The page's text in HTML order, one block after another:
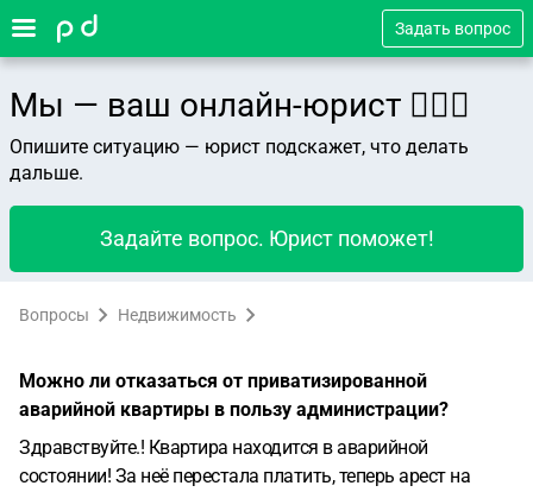
Задать вопрос
Мы — ваш онлайн-юрист 👨🏻‍⚖️
Опишите ситуацию — юрист подскажет, что делать
дальше.
Задайте вопрос. Юрист поможет!
Вопросы Недвижимость
Можно ли отказаться от приватизированной
аварийной квартиры в пользу администрации?
Здравствуйте.! Квартира находится в аварийной
состоянии! За неё перестала платить, теперь арест на